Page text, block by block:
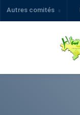
Autres comités